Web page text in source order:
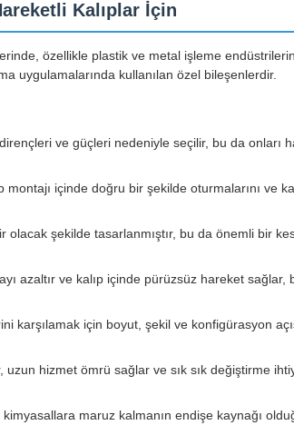
Kalıplar İçin
özellikle plastik ve metal işleme
uygulamalarında kullanılan özel bileşenlerdir.
ve güçleri nedeniyle seçilir, bu da onları
içinde doğru bir şekilde oturmalarını ve
şekilde tasarlanmıştır, bu da önemli bir
azaltır ve kalıp içinde pürüzsüz hareket sağlar,
karşılamak için boyut, şekil ve konfigürasyon
hizmet ömrü sağlar ve sık sık değiştirme
maruz kalmanın endişe kaynağı